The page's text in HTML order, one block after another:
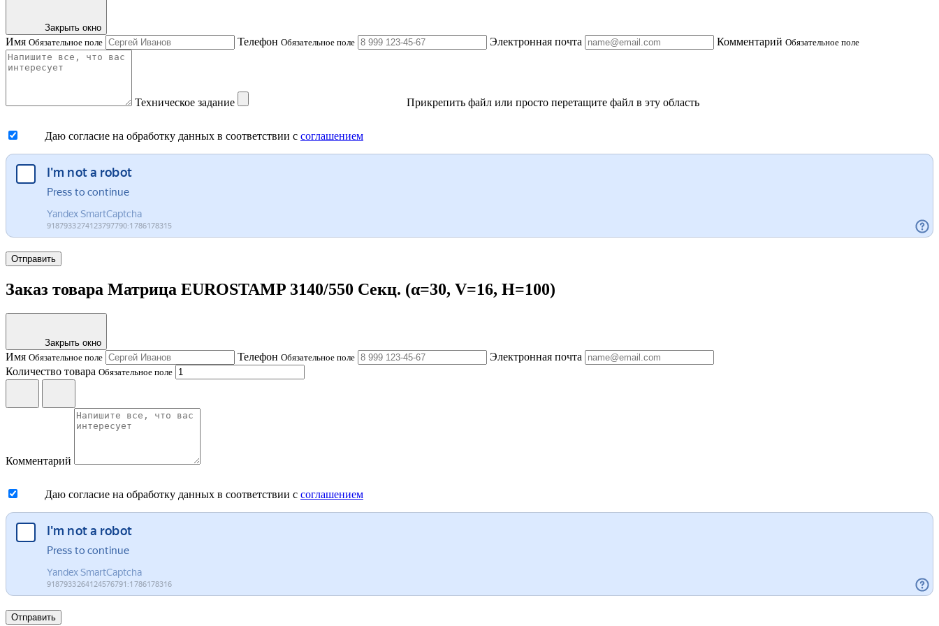
Закрыть окно
Имя Обязательное поле Телефон Обязательное поле Электронная почта Комментарий Обязательное поле
Техническое задание Прикрепить файл или просто перетащите файл в эту область
Даю согласие на обработку данных в соответствии с соглашением
Отправить
Заказ товара Матрица EUROSTAMP 3140/550 Секц. (α=30, V=16, H=100)
Закрыть окно
Имя Обязательное поле Телефон Обязательное поле
Электронная почта
Количество товара Обязательное поле
Комментарий
Даю согласие на обработку данных в соответствии с соглашением
Отправить